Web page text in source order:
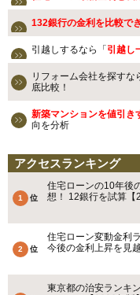
132銀行の金利を比較で
引越しするなら「 引越し
リフォーム会社を探すな
底比較！
新築マンションを値引き
向を分析
アクセスランキング
住宅ローンの10年後
想！ 12銀行を試算【
住宅ローン変動金利
今後の金利上昇を見
東京都の治安ランキ